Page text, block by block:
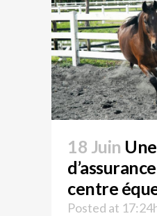
18 Juin
centre
Posted at